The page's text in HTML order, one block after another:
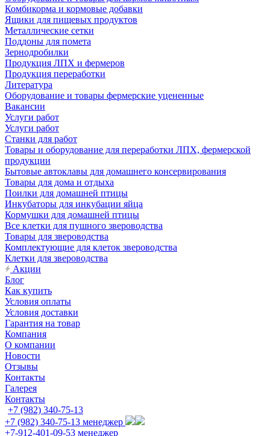
Комбикорма и кормовые добавки
Ящики для пищевых продуктов
Металлические сетки
Поддоны для помета
Зернодробилки
Продукция ЛПХ и фермеров
Продукция переработки
Литература
Оборудование и товары фермерские уцененные
Вакансии
Услуги работ
Услуги работ
Станки для работ
Товары и оборудование для переработки ЛПХ, фермерской
продукции
Бытовые автоклавы для домашнего консервирования
Товары для дома и отдыха
Поилки для домашней птицы
Инкубаторы для инкубации яйца
Кормушки для домашней птицы
Все клетки для пушного звероводства
Товары для звероводства
Комплектующие для клеток звероводства
Клетки для звероводства
Акции
Блог
Как купить
Условия оплаты
Условия доставки
Гарантия на товар
Компания
О компании
Новости
Отзывы
Контакты
Галерея
Контакты
+7 (982) 340-75-13
+7 (982) 340-75-13 менеджер
+7-912-401-09-53 менеджер